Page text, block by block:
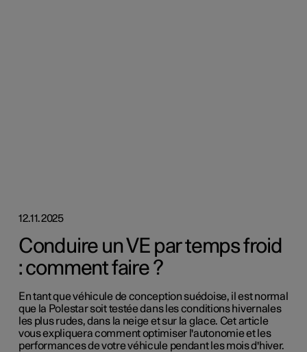
12.11.2025
Conduire un VE par temps froid
: comment faire ?
En tant que véhicule de conception suédoise, il est normal
que la Polestar soit testée dans les conditions hivernales
les plus rudes, dans la neige et sur la glace. Cet article
vous expliquera comment optimiser l'autonomie et les
performances de votre véhicule pendant les mois d'hiver.